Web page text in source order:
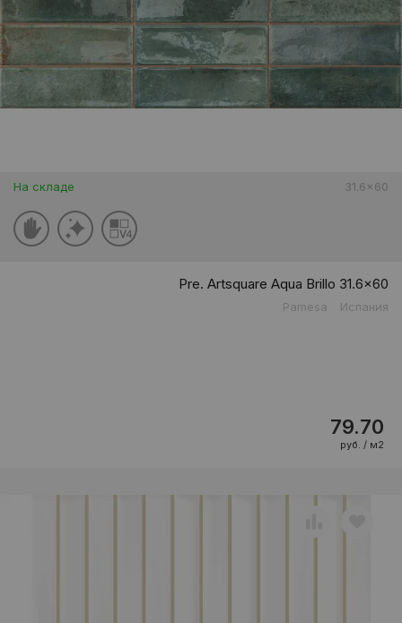
На складе 31.6x60
Pre. Artsquare Aqua Brillo 31.6x60
Pamesa Испания
79.70
руб. / м2